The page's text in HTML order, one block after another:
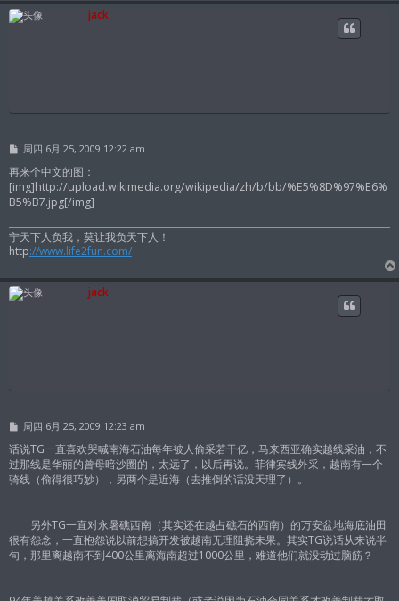
jack
帖
周四 6月 25, 2009 12:22 am
再来个中文的图：
[img]http://upload.wikimedia.org/wikipedia/zh/b/bb/%E5%8D%97%E6%
B5%B7.jpg[/img]
宁天下人负我，莫让我负天下人！
http://www.life2fun.com/
jack
帖
周四 6月 25, 2009 12:23 am
话说TG一直喜欢哭喊南海石油每年被人偷采若干亿，马来西亚确实越线采油，不
过那线是华丽的曾母暗沙圈的，太远了，以后再说。菲律宾线外采，越南有一个
骑线（偷得很巧妙），另两个是近海（去推倒的话没天理了）。
另外TG一直对永暑礁西南（其实还在越占礁石的西南）的万安盆地海底油田
很有怨念，一直抱怨说以前想搞开发被越南无理阻挠未果。其实TG说话从来说半
句，那里离越南不到400公里离海南超过1000公里，难道他们就没动过脑筋？